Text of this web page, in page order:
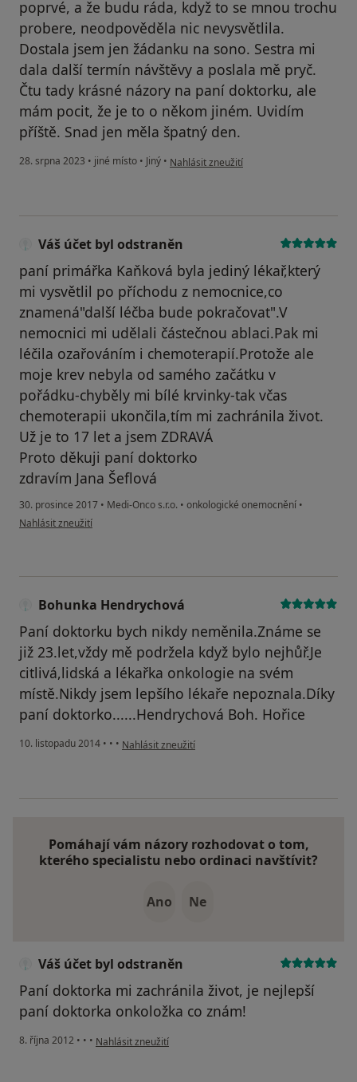
poprvé, a že budu ráda, když to se mnou trochu
probere, neodpověděla nic nevysvětlila.
Dostala jsem jen žádanku na sono. Sestra mi
dala další termín návštěvy a poslala mě pryč.
Čtu tady krásné názory na paní doktorku, ale
mám pocit, že je to o někom jiném. Uvidím
příště. Snad jen měla špatný den.
28. srpna 2023 • jiné místo • Jiný • podle názoru uživatele J.T.
Nahlásit zneužití
Váš účet byl odstraněn
paní primářka Kaňková byla jediný lékař,který
mi vysvětlil po příchodu z nemocnice,co
znamená"další léčba bude pokračovat".V
nemocnici mi udělali částečnou ablaci.Pak mi
léčila ozařováním i chemoterapií.Protože ale
moje krev nebyla od samého začátku v
pořádku-chyběly mi bílé krvinky-tak včas
chemoterapii ukončila,tím mi zachránila život.
Už je to 17 let a jsem ZDRAVÁ
Proto děkuji paní doktorko
zdravím Jana Šeflová
30. prosince 2017 • Medi-Onco s.r.o. • onkologické onemocnění •
podle názoru uživatele Váš účet byl odstraněn
Nahlásit zneužití
Bohunka Hendrychová
Paní doktorku bych nikdy neměnila.Známe se
již 23.let,vždy mě podržela když bylo nejhůř.Je
citlivá,lidská a lékařka onkologie na svém
místě.Nikdy jsem lepšího lékaře nepoznala.Díky
paní doktorko......Hendrychová Boh. Hořice
10. listopadu 2014 • • • podle názoru uživatele Bohunka Hendrychová
Nahlásit zneužití
Pomáhají vám názory rozhodovat o tom,
kterého specialistu nebo ordinaci navštívit?
Ano Ne
Váš účet byl odstraněn
Paní doktorka mi zachránila život, je nejlepší
paní doktorka onkoložka co znám!
8. října 2012 • • • podle názoru uživatele Váš účet byl odstraněn
Nahlásit zneužití